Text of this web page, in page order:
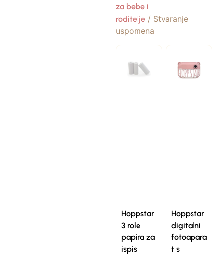
za bebe i
roditelje/ Stvaranje
uspomena
Hoppstar
3 role
papira za
ispis
Hoppstar
digitalni
fotoapara
t s